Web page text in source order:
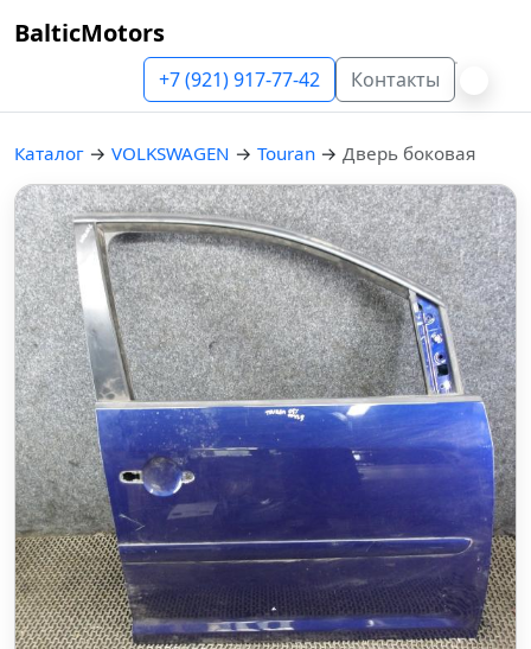
BalticMotors
+7 (921) 917-77-42 Контакты
Каталог → VOLKSWAGEN → Touran → Дверь боковая